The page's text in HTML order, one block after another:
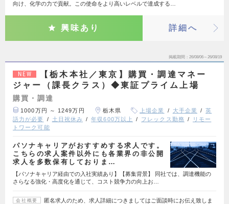
向け、化学の力で貢献。この使命をより高いレベルで達成する…
興味あり 詳細へ
掲載期間 26/08/06～26/08/19
NEW
【栃木本社／東京】購買・調達マネー
ジャー（課長クラス）◆東証プライム上場
購買・調達
1000万円 ～ 1249万円 栃木県 上場企業 大手企業
英
語力が必要
土日祝休み 年収600万以上 フレックス勤務
リモー
トワーク可能
パソナキャリアがおすすめする求人です。
こちらの求人案件以外にも各業界の非公開
求人を多数保有しておりま…
【パソナキャリア経由での入社実績あり】【募集背景】 同社では、調達機能の
さらなる強化・高度化を通じて、コスト競争力の向上お…
会社概要
匿名求人のため、求人詳細につきましてはご面談時にお伝え致しま